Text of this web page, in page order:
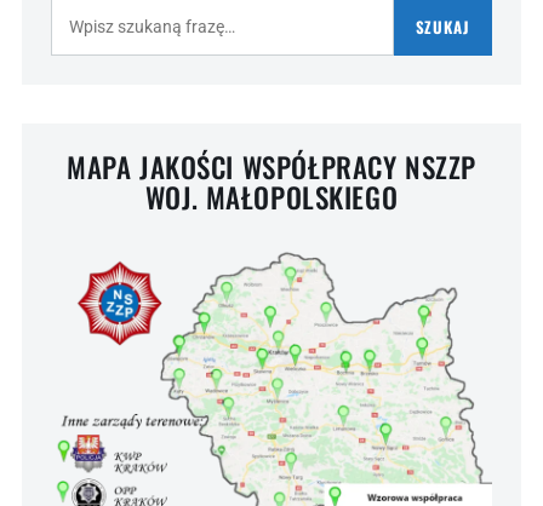
SZUKAJ
MAPA JAKOŚCI WSPÓŁPRACY NSZZP
WOJ. MAŁOPOLSKIEGO